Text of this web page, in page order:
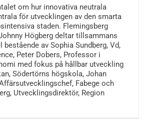
om hur innovativa neutrala
för utvecklingen av den smarta
staden. Flemingsberg
Högberg deltar tillsammans
bestående av Sophia Sundberg, Vd,
Peter Dobers, Professor i
med fokus på hållbar utveckling
Södertörns högskola, Johan
Fabege och
Utvecklingsdirektör, Region